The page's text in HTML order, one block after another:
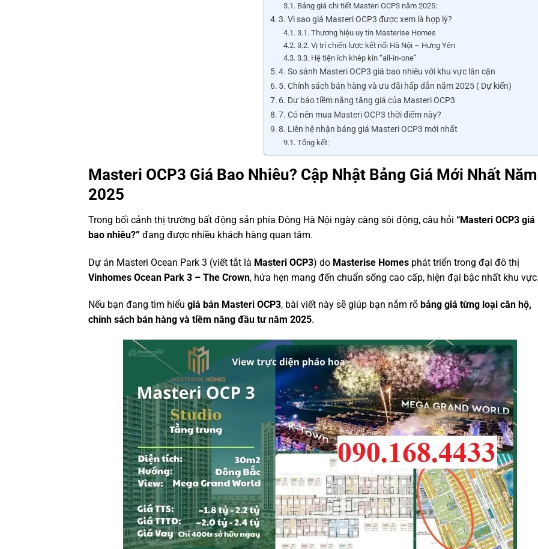
Bảng giá chi tiết Masteri OCP3 năm 2025:
3. Vì sao giá Masteri OCP3 được xem là hợp lý?
3.1. Thương hiệu uy tín Masterise Homes
3.2. Vị trí chiến lược kết nối Hà Nội – Hưng Yên
3.3. Hệ tiện ích khép kín “all-in-one”
4. So sánh Masteri OCP3 giá bao nhiêu với khu vực lân cận
5. Chính sách bán hàng và ưu đãi hấp dẫn năm 2025 ( Dự kiến)
6. Dự báo tiềm năng tăng giá của Masteri OCP3
7. Có nên mua Masteri OCP3 thời điểm này?
8. Liên hệ nhận bảng giá Masteri OCP3 mới nhất
Tổng kết:
Masteri OCP3 Giá Bao Nhiêu? Cập Nhật Bảng Giá Mới Nhất Năm
2025
Trong bối cảnh thị trường bất động sản phía Đông Hà Nội ngày càng sôi động, câu hỏi “Masteri OCP3 giá
bao nhiêu?” đang được nhiều khách hàng quan tâm.
Dự án Masteri Ocean Park 3 (viết tắt là Masteri OCP3) do Masterise Homes phát triển trong đại đô thị
Vinhomes Ocean Park 3 – The Crown, hứa hẹn mang đến chuẩn sống cao cấp, hiện đại bậc nhất khu vực.
Nếu bạn đang tìm hiểu giá bán Masteri OCP3, bài viết này sẽ giúp bạn nắm rõ bảng giá từng loại căn hộ,
chính sách bán hàng và tiềm năng đầu tư năm 2025.